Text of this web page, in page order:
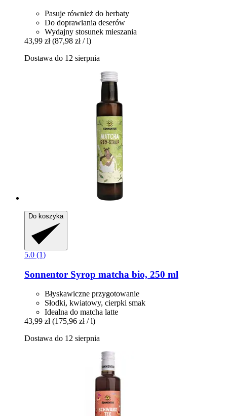
Pasuje również do herbaty
Do doprawiania deserów
Wydajny stosunek mieszania
43,99 zł (87,98 zł / l)
Dostawa do 12 sierpnia
Do koszyka
5.0 (1)
Sonnentor Syrop matcha bio, 250 ml
Błyskawiczne przygotowanie
Słodki, kwiatowy, cierpki smak
Idealna do matcha latte
43,99 zł (175,96 zł / l)
Dostawa do 12 sierpnia